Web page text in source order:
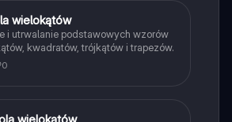
wielokątów
i utrwalanie podstawowych wzorów
kwadratów, trójkątów i trapezów.
0